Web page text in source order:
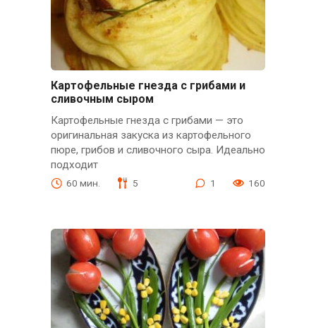
Картофельные гнезда с грибами и
сливочным сыром
Картофельные гнезда с грибами — это
оригинальная закуска из картофельного
пюре, грибов и сливочного сыра. Идеально
подходит
60 мин. 5 1 160